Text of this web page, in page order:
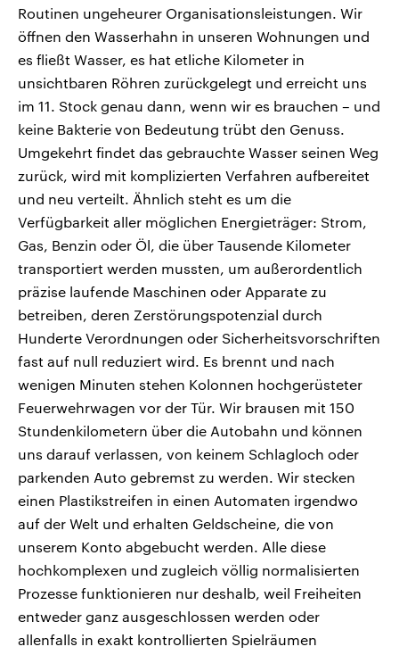
Routinen ungeheurer Organisationsleistungen. Wir
öffnen den Wasserhahn in unseren Wohnungen und
es fließt Wasser, es hat etliche Kilometer in
unsichtbaren Röhren zurückgelegt und erreicht uns
im 11. Stock genau dann, wenn wir es brauchen – und
keine Bakterie von Bedeutung trübt den Genuss.
Umgekehrt findet das gebrauchte Wasser seinen Weg
zurück, wird mit komplizierten Verfahren aufbereitet
und neu verteilt. Ähnlich steht es um die
Verfügbarkeit aller möglichen Energieträger: Strom,
Gas, Benzin oder Öl, die über Tausende Kilometer
transportiert werden mussten, um außerordentlich
präzise laufende Maschinen oder Apparate zu
betreiben, deren Zerstörungspotenzial durch
Hunderte Verordnungen oder Sicherheitsvorschriften
fast auf null reduziert wird. Es brennt und nach
wenigen Minuten stehen Kolonnen hochgerüsteter
Feuerwehrwagen vor der Tür. Wir brausen mit 150
Stundenkilometern über die Autobahn und können
uns darauf verlassen, von keinem Schlagloch oder
parkenden Auto gebremst zu werden. Wir stecken
einen Plastikstreifen in einen Automaten irgendwo
auf der Welt und erhalten Geldscheine, die von
unserem Konto abgebucht werden. Alle diese
hochkomplexen und zugleich völlig normalisierten
Prozesse funktionieren nur deshalb, weil Freiheiten
entweder ganz ausgeschlossen werden oder
allenfalls in exakt kontrollierten Spielräumen